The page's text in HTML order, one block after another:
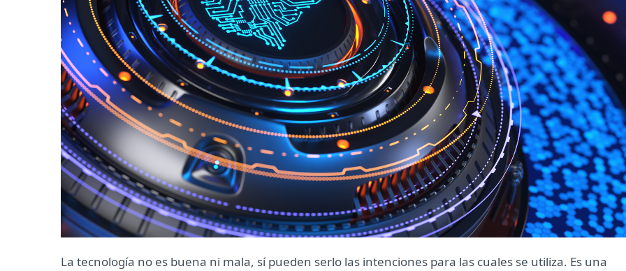
La tecnología no es buena ni mala, sí pueden serlo las intenciones para las cuales se utiliza. Es una